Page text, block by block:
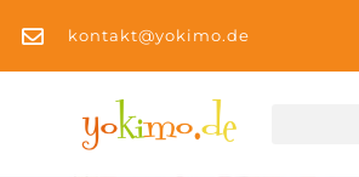
kontakt@yokimo.de